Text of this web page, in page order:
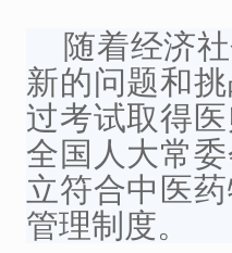
随着经济社
新的问题和
过考试取得
全国人大常
立符合中医
管理制度。